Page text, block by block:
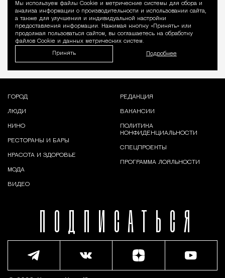
Уведомление
Мы используем файлы Сookie и метрические системы для сбора и
анализа информации о производительности и использовании сайта,
а также для улучшения и индивидуальной настройки
предоставления информации. Нажимая кнопку «Принять» или
продолжая пользоваться сайтом, вы соглашаетесь на обработку
файлов Cookie и данных метрических систем.
Принять Подробнее
ПОДПИСАТЬСЯ
ГОРОД
ЛЮДИ
КИНО
РЕСТОРАНЫ И БАРЫ
КРАСОТА И ЗДОРОВЬЕ
МОДА
ВИДЕО
РЕДАКЦИЯ
ВАКАНСИИ
ПОЛИТИКА
КОНФИДЕНЦИАЛЬНОСТИ
СПЕЦПРОЕКТЫ
ПРОГРАММА ЛОЯЛЬНОСТИ